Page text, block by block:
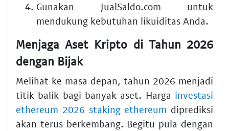
Gunakan JualSaldo.com untuk
mendukung kebutuhan likuiditas Anda.
Menjaga Aset Kripto di Tahun 2026
dengan Bijak
Melihat ke masa depan, tahun 2026 menjadi
titik balik bagi banyak aset. Harga investasi
ethereum 2026 staking ethereum diprediksi
akan terus berkembang. Begitu pula dengan